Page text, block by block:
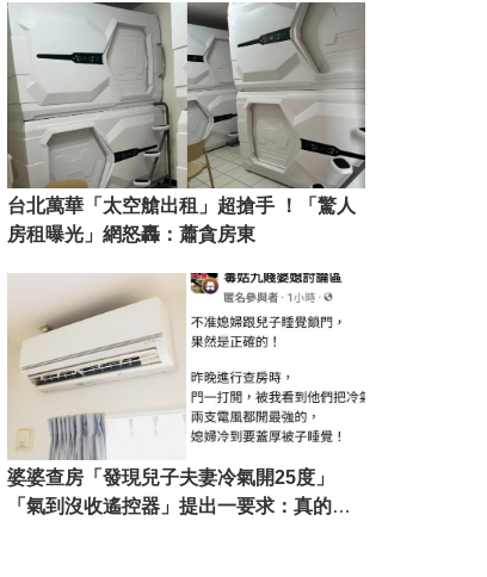
台北萬華「太空艙出租」超搶手 ！「驚人
房租曝光」網怒轟：蕭貪房東
婆婆查房「發現兒子夫妻冷氣開25度」
「氣到沒收遙控器」提出一要求：真的造